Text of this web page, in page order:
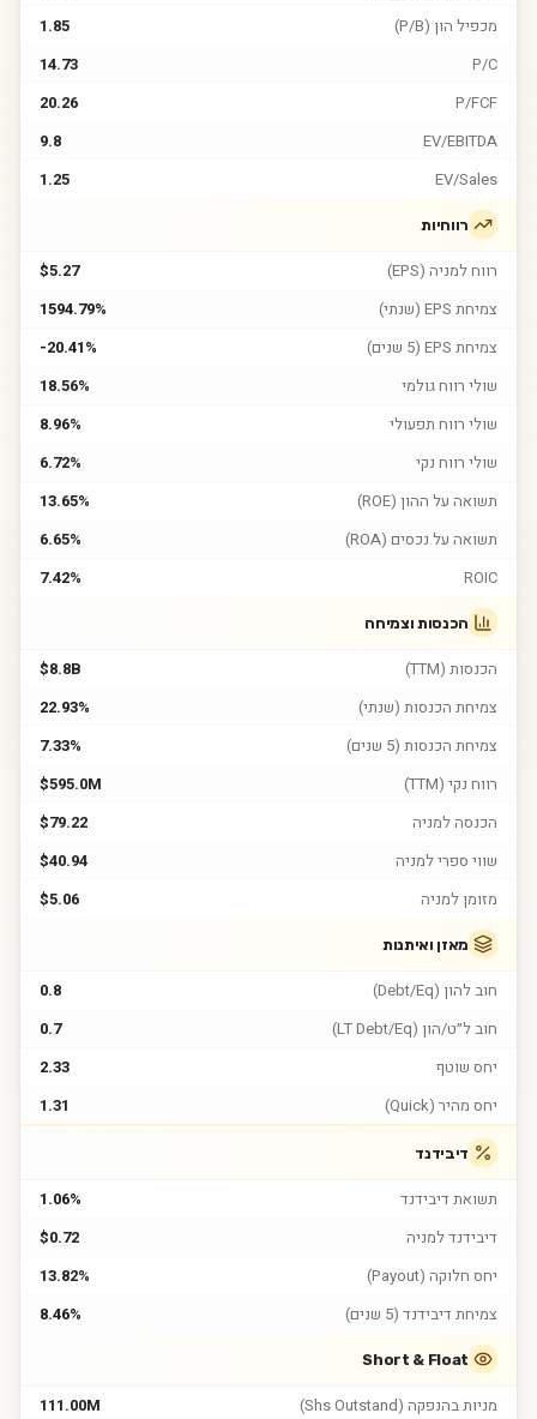
מכפיל הון (P/B)
1.85
P/C
14.73
P/FCF
20.26
EV/EBITDA
9.8
EV/Sales
1.25
רווחיות
רווח למניה (EPS)
$5.27
צמיחת EPS (שנתי)
1594.79%
צמיחת EPS (5 שנים)
-20.41%
שולי רווח גולמי
18.56%
שולי רווח תפעולי
8.96%
שולי רווח נקי
6.72%
תשואה על ההון (ROE)
13.65%
תשואה על נכסים (ROA)
6.65%
ROIC
7.42%
הכנסות וצמיחה
הכנסות (TTM)
$8.8B
צמיחת הכנסות (שנתי)
22.93%
צמיחת הכנסות (5 שנים)
7.33%
רווח נקי (TTM)
$595.0M
הכנסה למניה
$79.22
שווי ספרי למניה
$40.94
מזומן למניה
$5.06
מאזן ואיתנות
חוב להון (Debt/Eq)
0.8
חוב ל״ט/הון (LT Debt/Eq)
0.7
יחס שוטף
2.33
יחס מהיר (Quick)
1.31
דיבידנד
תשואת דיבידנד
1.06%
דיבידנד למניה
$0.72
יחס חלוקה (Payout)
13.82%
צמיחת דיבידנד (5 שנים)
8.46%
Short & Float
מניות בהנפקה (Shs Outstand)
111.00M